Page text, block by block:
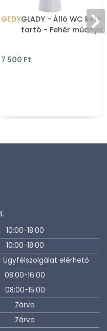
GEDYGLADY - Álló WC kefe
tartó - Fehér
7 500 Ft
10:00-18:00
10:00-18:00
Ügyfélszolgálat elérhető
08:00-16:00
08:00-15:00
Zárva
Zárva